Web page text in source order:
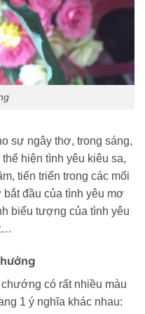
sự ngây thơ, trong sáng,
hiện tình yêu kiêu sa,
tiến triển trong các mối
đầu của tình yêu mơ
biểu tượng của tình yêu
có rất nhiều màu
1 ý nghĩa khác nhau: